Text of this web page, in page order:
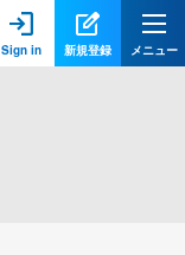
Sign in 新規登録 メニュー